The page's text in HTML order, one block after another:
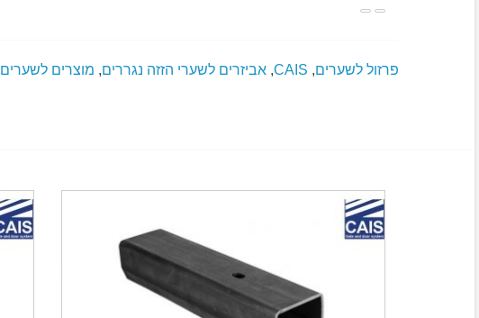
פרזול לשערים,
CAIS
,אביזרים לשערי הזזה נגררים, מוצרים לשערים